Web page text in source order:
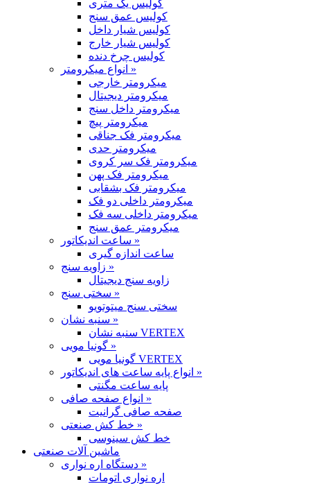
کولیس یک متری
کولیس عمق سنج
کولیس شیار داخل
کولیس شیار خارج
کولیس چرخ دنده
انواع میکرومتر »
میکرومتر خارجی
میکرومتر دیجیتال
میکرومتر داخل سنج
میکرومتر پیچ
میکرومتر فک جناقی
میکرومتر حدی
میکرومتر فک سر کروی
میکرومتر فک پهن
میکرومتر فک بشقابی
میکرومتر داخلی دو فک
میکرومتر داخلی سه فک
میکرومتر عمق سنج
ساعت اندیکاتور »
ساعت اندازه گیری
زاویه سنج »
زاویه سنج دیجیتال
سختی سنج »
سختی سنج میتوتویو
سنبه نشان »
سنبه نشان VERTEX
گونیا مویی »
گونیا مویی VERTEX
انواع پایه ساعت های اندیکاتور »
پایه ساعت مگنتی
انواع صفحه صافی »
صفحه صافی گرانیت
خط کش صنعتی »
خط کش سینوسی
ماشین آلات صنعتی
دستگاه اره نواری »
اره نواری اتومات